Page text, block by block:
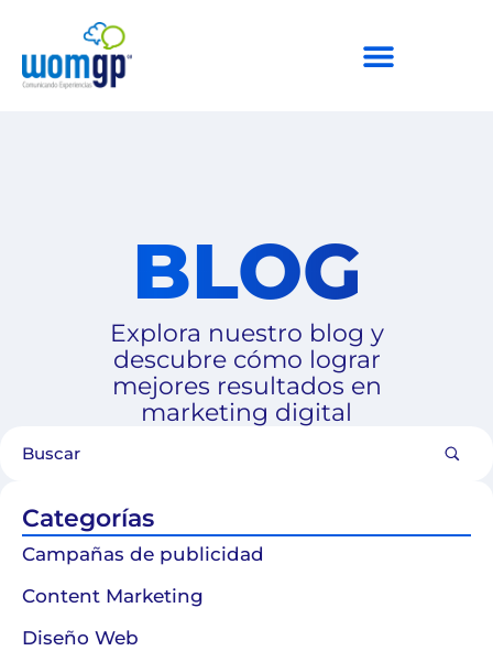
BLOG
Explora nuestro blog y
descubre cómo lograr
mejores resultados en
marketing digital
Categorías
Campañas de publicidad
Content Marketing
Diseño Web